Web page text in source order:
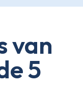
van
5